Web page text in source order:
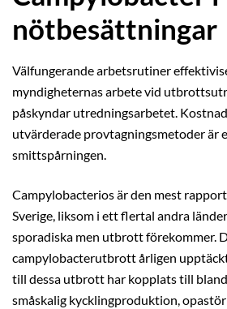
nötbesättningar
Välfungerande arbetsrutiner
myndigheternas arbete vid
påskyndar utredningsarbetet.
utvärderade provtagningsmetoder är
smittspårningen.
Campylobacterios är den mest
Sverige, liksom i ett flertal andra
sporadiska men utbrott förekommer.
campylobacterutbrott årligen
till dessa utbrott har kopplats till
småskalig kycklingproduktion,